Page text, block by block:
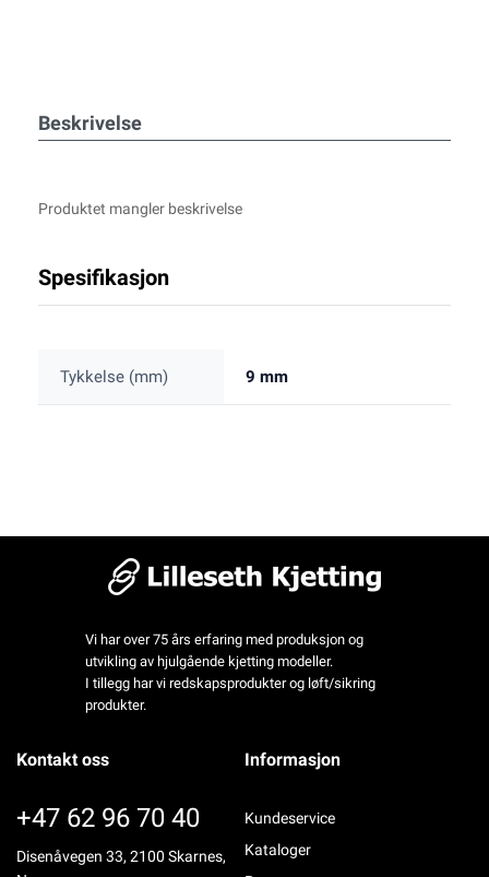
Beskrivelse
Produktet mangler beskrivelse
Spesifikasjon
Tykkelse (mm) 9 mm
Vi har over 75 års erfaring med produksjon og
utvikling av hjulgående kjetting modeller.
I tillegg har vi redskapsprodukter og løft/sikring
produkter.
Kontakt oss
+47 62 96 70 40
Disenåvegen 33, 2100 Skarnes,
Informasjon
Kundeservice
Kataloger